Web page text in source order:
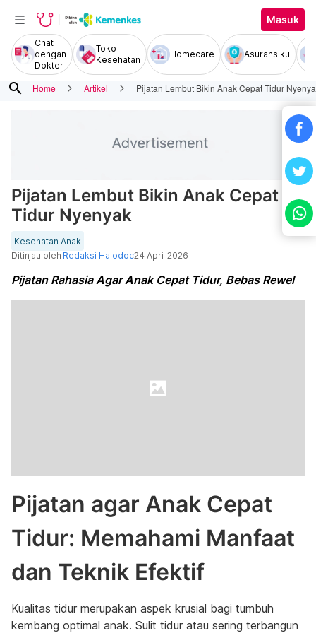
Masuk
Chat
dengan
Dokter
Toko
Kesehatan
Homecare Asuransiku
search Home Artikel Pijatan Lembut Bikin Anak Cepat Tidur
Pijatan Lembut Bikin Anak Cepat
Tidur Nyenyak
Kesehatan Anak
Ditinjau oleh Redaksi Halodoc24 April 2026
Pijatan Rahasia Agar Anak Cepat Tidur, Bebas Rewel
Pijatan agar Anak Cepat
Tidur: Memahami Manfaat
dan Teknik Efektif
Kualitas tidur merupakan aspek krusial bagi tumbuh
kembang optimal anak. Sulit tidur atau sering terbangun